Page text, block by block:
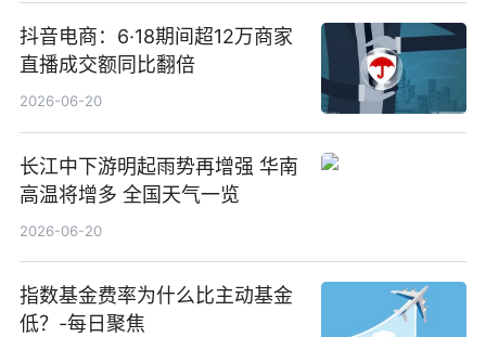
抖音电商：6·18期间超12万商家
直播成交额同比翻倍
2026-06-20
长江中下游明起雨势再增强 华南
高温将增多 全国天气一览
2026-06-20
指数基金费率为什么比主动基金
低？-每日聚焦